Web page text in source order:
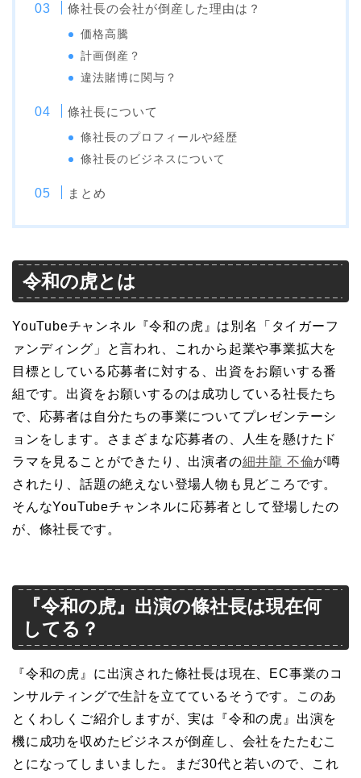
條社長の会社が倒産した理由は？
価格高騰
計画倒産？
違法賭博に関与？
條社長について
條社長のプロフィールや経歴
條社長のビジネスについて
まとめ
令和の虎とは
YouTubeチャンネル『令和の虎』は別名「タイガーフ
ァンディング」と言われ、これから起業や事業拡大を
目標としている応募者に対する、出資をお願いする番
組です。出資をお願いするのは成功している社長たち
で、応募者は自分たちの事業についてプレゼンテーシ
ョンをします。さまざまな応募者の、人生を懸けたド
ラマを見ることができたり、出演者の細井龍 不倫が噂
されたり、話題の絶えない登場人物も見どころです。
そんなYouTubeチャンネルに応募者として登場したの
が、條社長です。
『令和の虎』出演の條社長は現在何
してる？
『令和の虎』に出演された條社長は現在、EC事業のコ
ンサルティングで生計を立てているそうです。このあ
とくわしくご紹介しますが、実は『令和の虎』出演を
機に成功を収めたビジネスが倒産し、会社をたたむこ
とになってしまいました。まだ30代と若いので、これ